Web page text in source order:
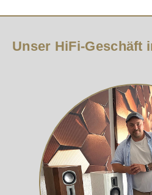
Unser HiFi-Geschäft